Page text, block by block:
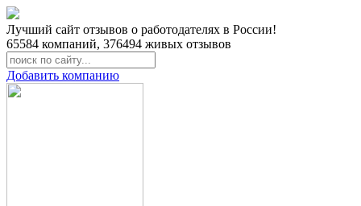
Лучший сайт отзывов о работодателях в России!
65584 компаний, 376494 живых отзывов
Добавить компанию